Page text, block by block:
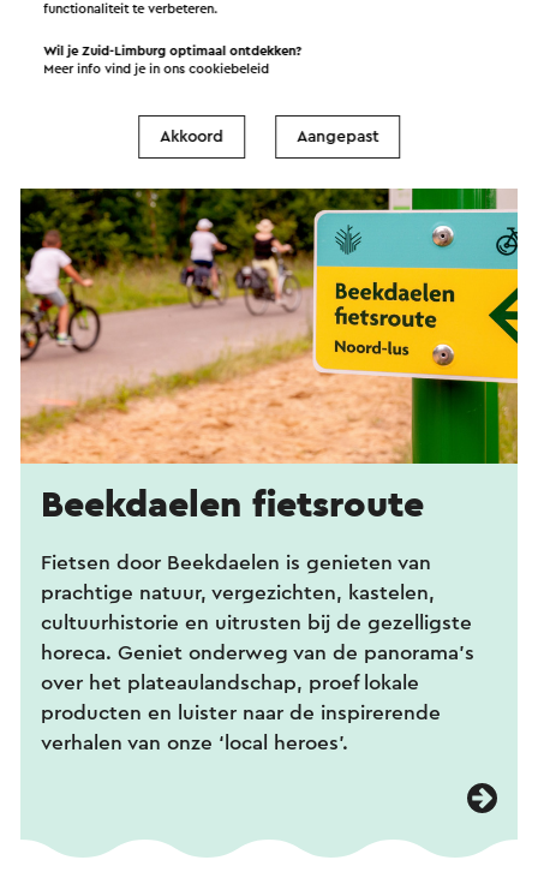
Beekdaelen fietsroute
Fietsen door Beekdaelen is genieten van
prachtige natuur, vergezichten, kastelen,
cultuurhistorie en uitrusten bij de gezelligste
horeca. Geniet onderweg van de panorama’s
over het plateaulandschap, proef lokale
producten en luister naar de inspirerende
verhalen van onze ‘local heroes’.
functionaliteit te verbeteren.
Wil je Zuid-Limburg optimaal ontdekken?
Meer info vind je in onscookiebeleid
Akkoord Aangepast